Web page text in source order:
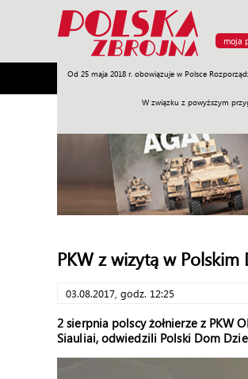
moja
Od 25 maja 2018 r. obowiązuje w Polsce
W związku z powyższym
Armia Poligon Sprzęt Misje
PKW z wizytą w Polskim
03.08.2017, godz. 12:25
2 sierpnia polscy żołnierze z PKW
Siauliai, odwiedzili Polski Dom